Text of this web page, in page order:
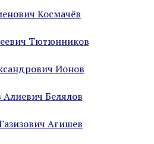
Космачёв
Тютюнников
Ионов
Алиевич Белялов
Агишев